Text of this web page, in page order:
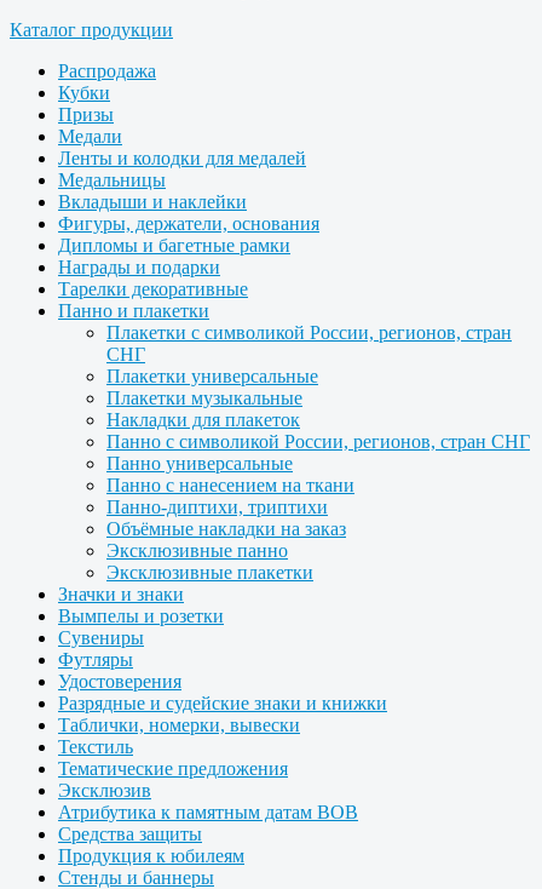
Каталог продукции
Распродажа
Кубки
Призы
Медали
Ленты и колодки для медалей
Медальницы
Вкладыши и наклейки
Фигуры, держатели, основания
Дипломы и багетные рамки
Награды и подарки
Тарелки декоративные
Панно и плакетки
Плакетки с символикой России, регионов, стран
СНГ
Плакетки универсальные
Плакетки музыкальные
Накладки для плакеток
Панно с символикой России, регионов, стран СНГ
Панно универсальные
Панно с нанесением на ткани
Панно-диптихи, триптихи
Объёмные накладки на заказ
Эксклюзивные панно
Эксклюзивные плакетки
Значки и знаки
Вымпелы и розетки
Сувениры
Футляры
Удостоверения
Разрядные и судейские знаки и книжки
Таблички, номерки, вывески
Текстиль
Тематические предложения
Эксклюзив
Атрибутика к памятным датам ВОВ
Средства защиты
Продукция к юбилеям
Стенды и баннеры